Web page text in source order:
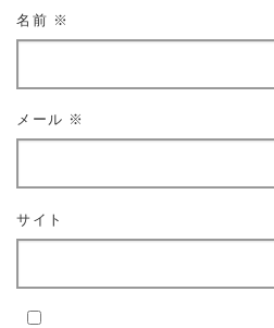
名前 ※
メール ※
サイト